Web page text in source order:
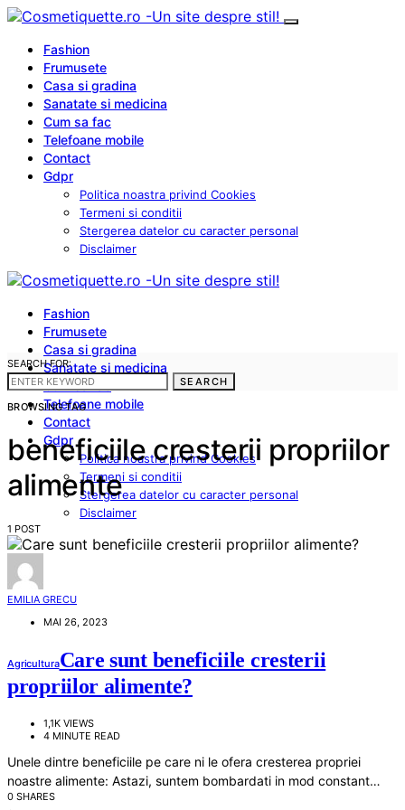
Fashion
Frumusete
Casa si gradina
Sanatate si medicina
Cum sa fac
Telefoane mobile
Contact
Gdpr
Politica noastra privind Cookies
Termeni si conditii
Stergerea datelor cu caracter personal
Disclaimer
Fashion
Frumusete
Casa si gradina
Sanatate si medicina
Cum sa fac
Telefoane mobile
Contact
Gdpr
Politica noastra privind Cookies
Termeni si conditii
Stergerea datelor cu caracter personal
Disclaimer
SEARCH FOR:
SEARCH
BROWSING TAG
beneficiile cresterii propriilor
alimente
1 POST
EMILIA GRECU
MAI 26, 2023
AgriculturaCare sunt beneficiile cresterii
propriilor alimente?
1,1K VIEWS
4 MINUTE READ
Unele dintre beneficiile pe care ni le ofera cresterea propriei
noastre alimente: Astazi, suntem bombardati in mod constant…
0 SHARES